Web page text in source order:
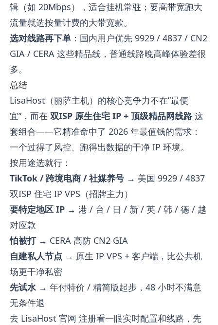
辑（如 20Mbps），适合挂机常驻；要高带宽跑大
流量就选按量计费的大带宽款。
选对线路再下单 ：国内用户优先 9929 / 4837 / CN2
GIA / CERA 这些精品线，普通线路晚高峰体验差很
多。
总结
LisaHost（丽萨主机）的核心竞争力不在”最便
宜”，而在 双ISP 原生住宅 IP + 顶级精品网线路 这
套组合——它精准命中了 2026 年最值钱的需求：
一个过得了风控、跑得出数据的干净 IP 环境。
按用途选就行：
TikTok / 跨境电商 / 社媒养号 → 美国 9929 / 4837
双ISP 住宅 IP VPS（招牌主力）
要特定地区 IP → 港 / 台 / 日 / 新 / 英 / 韩 / 德 / 越
对应款
怕被打→ CERA 高防 CN2 GIA
自建私人节点 → 原生 IP VPS + 客户端，比公共机
场更干净私密
先试水 → 年付特价 / 精简版起步，48 小时不满意
无条件退
去 LisaHost 官网 注册看一眼实时配置和线路，先